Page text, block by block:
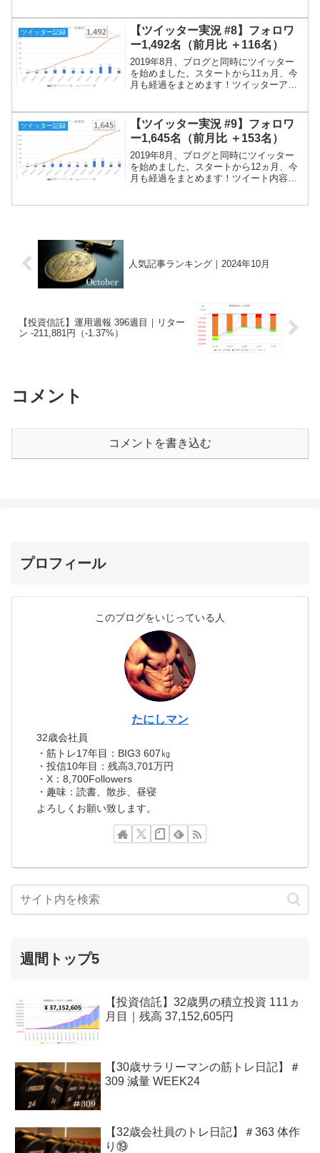
（筋トレ動画）です。メインは③で、本
文にその日の行動...
ツイッター記録
【ツイッター実況 #8】フォロワ
ー1,492名（前月比 ＋116名）
2019年8月、ブログと同時にツイッター
を始めました。スタートから11ヵ月、今
月も経過をまとめます！ツイッターアカ
照します。ツイッターアカウント＠
millionwo...
ツイッター記録
【ツイッター実況 #9】フォロワ
ー1,645名（前月比 ＋153名）
2019年8月、ブログと同時にツイッター
を始めました。スタートから12ヵ月、今
月も経過をまとめます！ツイート内容
人気記事ランキング｜2024年10月
【投資信託】運用週報 396週目｜リター
ン -211,881円（-1.37%）
コメント
コメントを書き込む
プロフィール
このブログをいじっている人
たにしマン
32歳会社員
・筋トレ17年目：BIG3 607㎏
・投信10年目：残高3,701万円
・X：8,700Followers
・趣味：読書、散歩、昼寝
よろしくお願い致します。
週間トップ5
【投資信託】32歳男の積立投資 111ヵ
月目｜残高 37,152,605円
【30歳サラリーマンの筋トレ日記】＃
309 減量 WEEK24
【32歳会社員のトレ日記】＃363 体作
り⑲